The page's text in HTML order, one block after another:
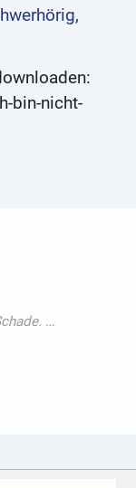
bin-nicht-